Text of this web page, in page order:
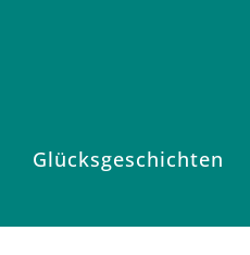
Glücksgeschichten